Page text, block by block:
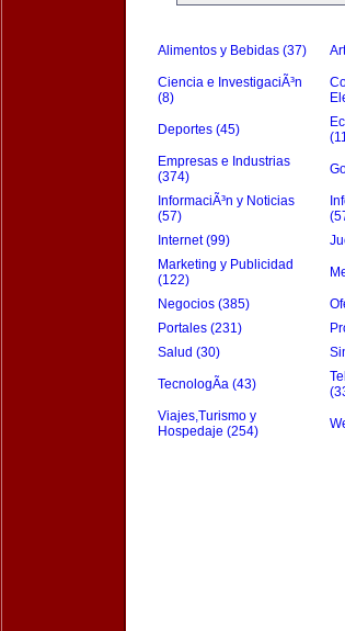
Alimentos y Bebidas (37)
Ciencia e InvestigaciÃ³n
(8)
Deportes (45)
Empresas e Industrias
(374)
InformaciÃ³n y Noticias
(57)
Internet (99)
Marketing y Publicidad
(122)
Negocios (385)
Portales (231)
Salud (30)
TecnologÃ­a (43)
Viajes,Turismo y
Hospedaje (254)